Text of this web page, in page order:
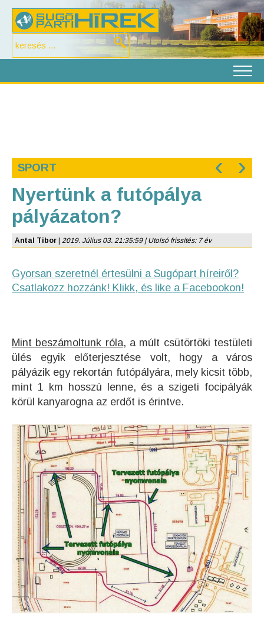
SPORT ‹ ›
Nyertünk a futópálya
pályázaton?
Antal Tibor 2019. Július 03. 21:35:59 | Utolsó frissítés: 7 év
Gyorsan szeretnél értesülni a Sugópart híreiről?
Csatlakozz hozzánk! Klikk, és like a Facebookon!
Mint beszámoltunk róla, a múlt csütörtöki testületi
ülés egyik előterjesztése volt, hogy a város
pályázik egy rekortán futópályára, mely kicsit több,
mint 1 km hosszú lenne, és a szigeti focipályák
körül kanyarogna az erdőt is érintve.